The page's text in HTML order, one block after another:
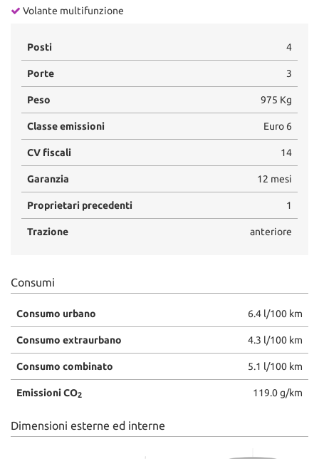
Volante multifunzione
Posti 4
Porte 3
Peso 975 Kg
Classe emissioni Euro 6
CV fiscali 14
Garanzia 12 mesi
Proprietari precedenti 1
Trazione anteriore
Consumi
Consumo urbano 6.4 l/100 km
Consumo extraurbano 4.3 l/100 km
Consumo combinato 5.1 l/100 km
Emissioni CO2 119.0 g/km
Dimensioni esterne ed interne